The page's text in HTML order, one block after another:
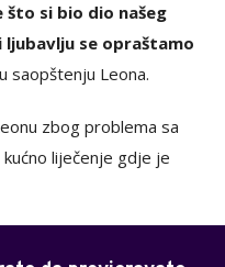
si bio dio našeg
ljubavlju se opraštamo
saopštenju Leona.
zbog problema sa
liječenje gdje je